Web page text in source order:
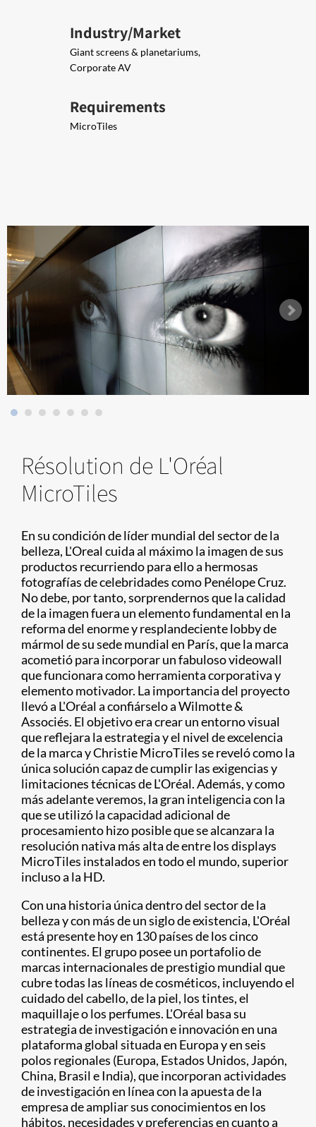
Industry/Market
Giant screens & planetariums,
Corporate AV
Requirements
MicroTiles
Résolution de L'Oréal
MicroTiles
En su condición de líder mundial del sector de la
belleza, L'Oreal cuida al máximo la imagen de sus
productos recurriendo para ello a hermosas
fotografías de celebridades como Penélope Cruz.
No debe, por tanto, sorprendernos que la calidad
de la imagen fuera un elemento fundamental en la
reforma del enorme y resplandeciente lobby de
mármol de su sede mundial en París, que la marca
acometió para incorporar un fabuloso videowall
que funcionara como herramienta corporativa y
elemento motivador. La importancia del proyecto
llevó a L'Oréal a confiárselo a Wilmotte &
Associés. El objetivo era crear un entorno visual
que reflejara la estrategia y el nivel de excelencia
de la marca y Christie MicroTiles se reveló como la
única solución capaz de cumplir las exigencias y
limitaciones técnicas de L'Oréal. Además, y como
más adelante veremos, la gran inteligencia con la
que se utilizó la capacidad adicional de
procesamiento hizo posible que se alcanzara la
resolución nativa más alta de entre los displays
MicroTiles instalados en todo el mundo, superior
incluso a la HD.
Con una historia única dentro del sector de la
belleza y con más de un siglo de existencia, L'Oréal
está presente hoy en 130 países de los cinco
continentes. El grupo posee un portafolio de
marcas internacionales de prestigio mundial que
cubre todas las líneas de cosméticos, incluyendo el
cuidado del cabello, de la piel, los tintes, el
maquillaje o los perfumes. L'Oréal basa su
estrategia de investigación e innovación en una
plataforma global situada en Europa y en seis
polos regionales (Europa, Estados Unidos, Japón,
China, Brasil e India), que incorporan actividades
de investigación en línea con la apuesta de la
empresa de ampliar sus conocimientos en los
hábitos, necesidades y preferencias en cuanto a